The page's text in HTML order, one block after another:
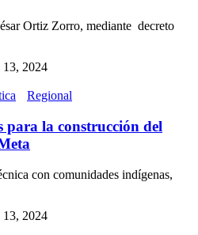
Ortiz Zorro, mediante decreto
13, 2024
Regional
para la construcción del
con comunidades indígenas,
13, 2024